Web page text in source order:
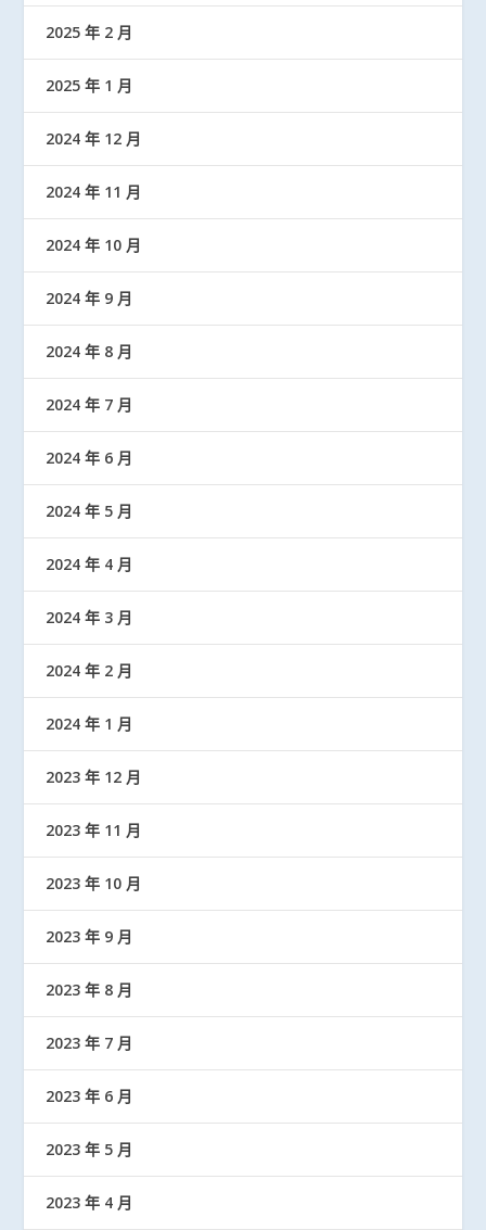
2025 年 2 月
2025 年 1 月
2024 年 12 月
2024 年 11 月
2024 年 10 月
2024 年 9 月
2024 年 8 月
2024 年 7 月
2024 年 6 月
2024 年 5 月
2024 年 4 月
2024 年 3 月
2024 年 2 月
2024 年 1 月
2023 年 12 月
2023 年 11 月
2023 年 10 月
2023 年 9 月
2023 年 8 月
2023 年 7 月
2023 年 6 月
2023 年 5 月
2023 年 4 月